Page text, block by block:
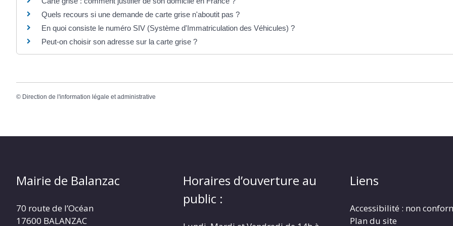
Quels recours si une demande de carte grise n'aboutit pas ?
En quoi consiste le numéro SIV (Système d'Immatriculation des Véhicules) ?
Peut-on choisir son adresse sur la carte grise ?
© Direction de l'information légale et administrative
Mairie de Balanzac
70 route de l’Océan
17600 BALANZAC
Horaires d’ouverture au
public :
Liens
Accessibilité : non
Plan du site